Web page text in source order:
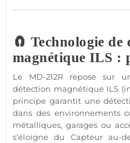
🧲 Technologie de
magnétique ILS :
Le MD-212R repose sur
détection magnétique ILS
principe garantit une
dans des environnements
métalliques, garagesou
s’éloigne du Capteurau-